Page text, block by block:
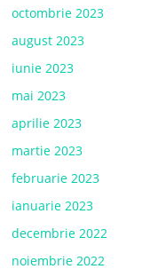
octombrie 2023
august 2023
iunie 2023
mai 2023
aprilie 2023
martie 2023
februarie 2023
ianuarie 2023
decembrie 2022
noiembrie 2022